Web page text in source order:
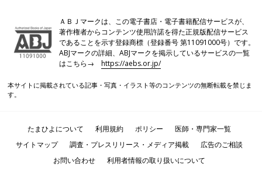
ＡＢＪマークは、この電子書店・電子書籍配信サービスが、
著作権者からコンテンツ使用許諾を得た正規版配信サービス
であることを示す登録商標（登録番号 第11091000号）です。
ABJマークの詳細、ABJマークを掲示しているサービスの一覧
はこちら→https://aebs.or.jp/
本サイトに掲載されている記事・写真・イラスト等のコンテンツの無断転載を禁じま
す。
たまひよについて 利用規約 ポリシー
医師・専門家一覧
サイトマップ
調査・プレスリリース・メディア掲載
広告のご相談
お問い合わせ
利用者情報の取り扱いについて